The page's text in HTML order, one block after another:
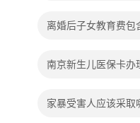
离婚后子女教育费包
南京新生儿医保卡办
家暴受害人应该采取